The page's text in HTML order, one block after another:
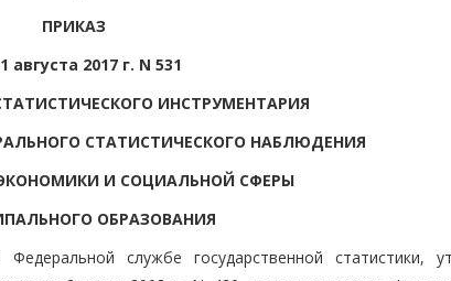
ПРИКАЗ
августа 2017 г. N 531
ИНСТРУМЕНТАРИЯ
СТАТИСТИЧЕСКОГО НАБЛЮДЕНИЯ
И СОЦИАЛЬНОЙ СФЕРЫ
ОБРАЗОВАНИЯ
службе государственной статистики,